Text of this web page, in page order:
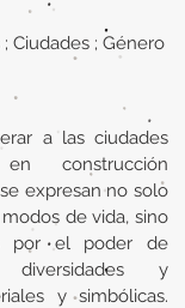
Ciudades ; Género
a las ciudades
construcción
expresan no solo
de vida, sino
por el poder de
diversidades y
y simbólicas.